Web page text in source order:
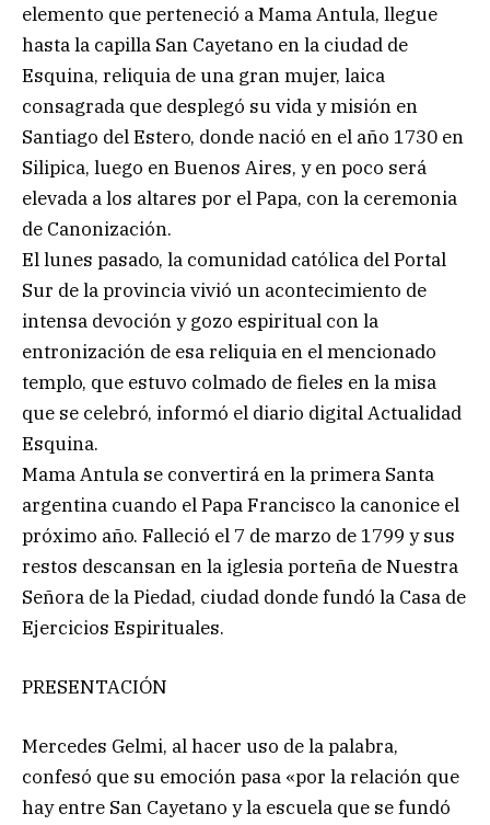
elemento que perteneció a Mama Antula, llegue
hasta la capilla San Cayetano en la ciudad de
Esquina, reliquia de una gran mujer, laica
consagrada que desplegó su vida y misión en
Santiago del Estero, donde nació en el año 1730 en
Silipica, luego en Buenos Aires, y en poco será
elevada a los altares por el Papa, con la ceremonia
de Canonización.
El lunes pasado, la comunidad católica del Portal
Sur de la provincia vivió un acontecimiento de
intensa devoción y gozo espiritual con la
entronización de esa reliquia en el mencionado
templo, que estuvo colmado de fieles en la misa
que se celebró, informó el diario digital Actualidad
Esquina.
Mama Antula se convertirá en la primera Santa
argentina cuando el Papa Francisco la canonice el
próximo año. Falleció el 7 de marzo de 1799 y sus
restos descansan en la iglesia porteña de Nuestra
Señora de la Piedad, ciudad donde fundó la Casa de
Ejercicios Espirituales.
PRESENTACIÓN
Mercedes Gelmi, al hacer uso de la palabra,
confesó que su emoción pasa «por la relación que
hay entre San Cayetano y la escuela que se fundó